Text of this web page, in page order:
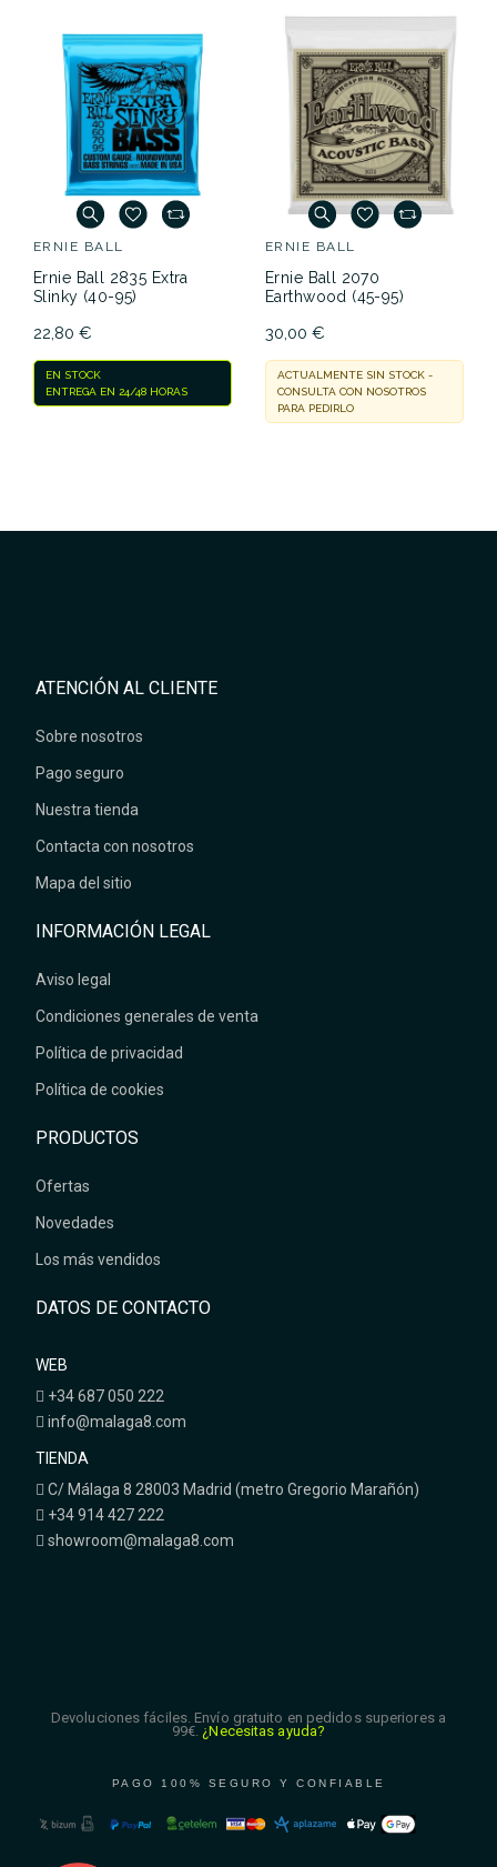
ERNIE BALL
Ernie Ball 2835 Extra
Slinky (40-95)
22,80 €
EN STOCK
ENTREGA EN 24/48 HORAS
ERNIE BALL
Ernie Ball 2070
Earthwood (45-95)
30,00 €
ACTUALMENTE SIN STOCK -
CONSULTA CON NOSOTROS
PARA PEDIRLO
ATENCIÓN AL CLIENTE
Sobre nosotros
Pago seguro
Nuestra tienda
Contacta con nosotros
Mapa del sitio
INFORMACIÓN LEGAL
Aviso legal
Condiciones generales de venta
Política de privacidad
Política de cookies
PRODUCTOS
Ofertas
Novedades
Los más vendidos
DATOS DE CONTACTO
WEB
+34 687 050 222
info@malaga8.com
TIENDA
C/ Málaga 8 28003 Madrid (metro Gregorio Marañón)
+34 914 427 222
showroom@malaga8.com
Devoluciones fáciles. Envío gratuito en pedidos superiores a
99€. ¿Necesitas ayuda?
PAGO 100% SEGURO Y CONFIABLE